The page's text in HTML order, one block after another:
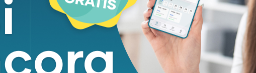
partecipazione mensile, il ritmo risultava più lento del 3%.
del 4%.
restituisce il dato in anni biologici: le persone
almeno una volta alla settimana risultavano, in media,